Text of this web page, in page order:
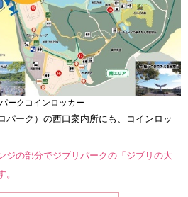
ークコインロッカー
パーク）の西口案内所にも、コインロッ
ジの部分でジブリパークの「ジブリの大